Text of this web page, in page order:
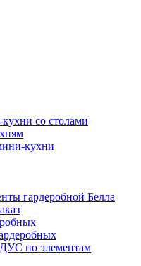
со столами
кухни
гардеробной Белла
по элементам